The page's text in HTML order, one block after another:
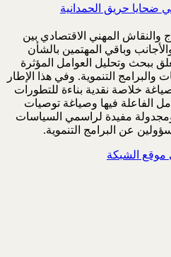
ضحايا حريق الحمدانية
والنقاش المهني الاقتصادي بين
وباقي المهتمين بالشأن
ببحث وتحليل العوامل المؤثرة
التنموية. وفي هذا الإطار
خلاصة نقدية بناءة للتطورات
الفاعلة فيها وصياغة توصيات
مفيدة لراسمي السياسات
عن البرامج التنموية.
الشبكة